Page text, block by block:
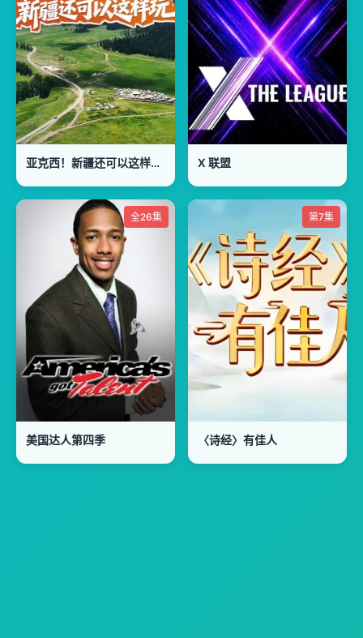
亚克西！新疆还可以这样玩！ X 联盟
全26集
美国达人第四季
第7集
〈诗经〉有佳人